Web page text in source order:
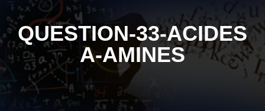
QUESTION-33-ACIDES
Α-AMINES